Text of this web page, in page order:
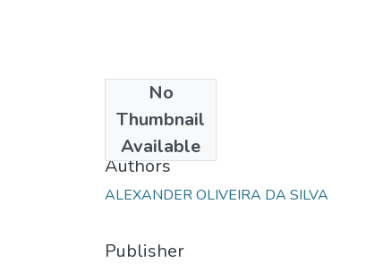
No
Thumbnail
Available
1999
Authors
ALEXANDER OLIVEIRA DA SILVA
Publisher